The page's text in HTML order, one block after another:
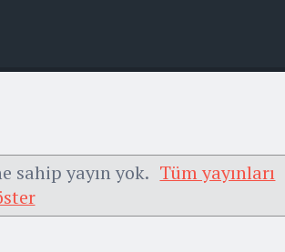
sahip yayın yok. Tüm yayınları